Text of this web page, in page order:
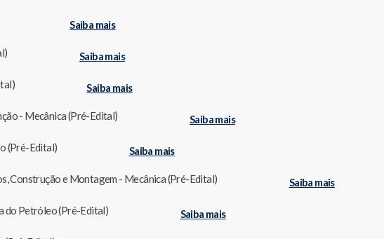
Saiba mais
Saiba mais
Saiba mais
- Mecânica (Pré-Edital) Saiba mais
(Pré-Edital) Saiba mais
Construção e Montagem - Mecânica (Pré-Edital) Saiba mais
do Petróleo (Pré-Edital) Saiba mais